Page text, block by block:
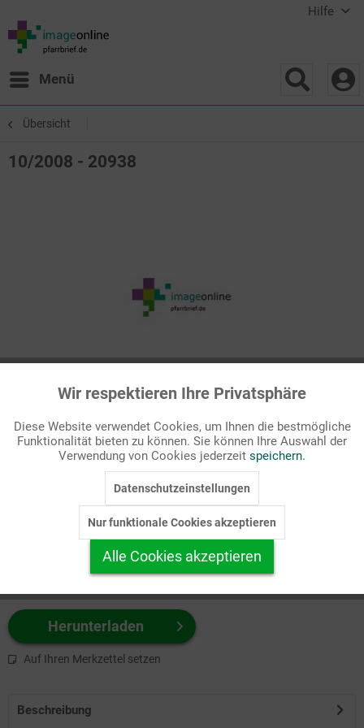
Hilfe
Menü
Übersicht
10/2008 - 20938
Passende Stichworte
Bibel, Epiphanias
zuerst Ihr Produktformat aus.
z.B. Farbe-Grafik, Schwarz-Weiß-Grafik, mit/ohne Text ...
Herunterladen
Auf Ihren Merkzettel setzen
Beschreibung
Funktionale Aktiv
Marketing Inaktiv
Personalisierung Inaktiv
Service
Wir respektieren Ihre Privatsphäre
Diese Website verwendet Cookies, um Ihnen die bestmögliche
Funktionalität bieten zu können. Sie können Ihre Auswahl der
Verwendung von Cookies jederzeit speichern.
Datenschutzeinstellungen
Nur funktionale Cookies akzeptieren
Alle Cookies akzeptieren